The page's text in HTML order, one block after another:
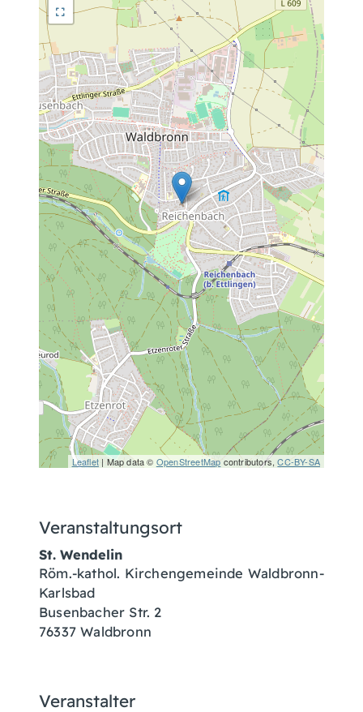
Leaflet| Map data © OpenStreetMap contributors,CC-BY-SA
Veranstaltungsort
St. Wendelin
Röm.-kathol. Kirchengemeinde Waldbronn-
Karlsbad
Busenbacher Str. 2
76337 Waldbronn
Veranstalter